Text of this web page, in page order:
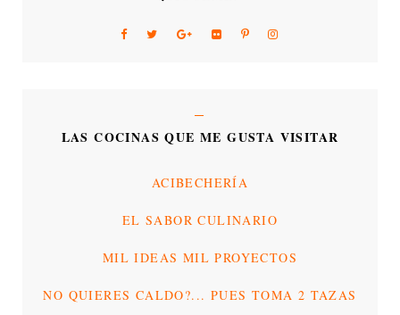
LAS COCINAS QUE ME GUSTA VISITAR
ACIBECHERÍA
EL SABOR CULINARIO
MIL IDEAS MIL PROYECTOS
NO QUIERES CALDO?... PUES TOMA 2 TAZAS